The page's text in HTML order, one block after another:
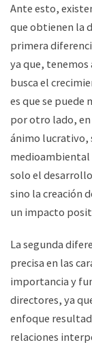
Ante esto,
que obtienen la
primera
ya que, tenemos
busca el
es que se puede
por otro lado, en
ánimo lucrativo,
medioambiental
solo el
sino la creación
un impacto
La segunda
precisa en las
importancia y
directores, ya
enfoque
relaciones